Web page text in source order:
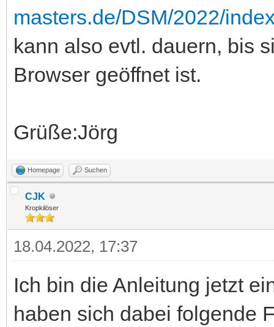
masters.de/DSM/2022/
kann also evtl. dauern, bis
Browser geöffnet ist.
Grüße:Jörg
Homepage Suchen
CJK
Kropkilöser
18.04.2022, 17:37
Ich bin die Anleitung jetzt
haben sich dabei folgende